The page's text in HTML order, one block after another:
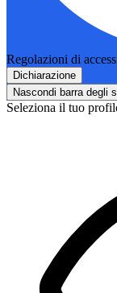
Regolazioni di
Dichiarazione
Nascondi barra degli
Seleziona il tuo